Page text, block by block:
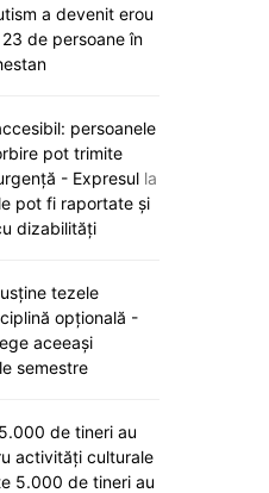
la
în
Noi reguli de
universități. Ce
a devenit erou
de persoane în
persoanele
pot trimite
- Expresul la
pot fi raportate și
dizabilități
tezele
opțională -
aceeași
semestre
de tineri au
activități culturale
5.000 de tineri au